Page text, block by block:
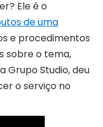
Ele é o
de uma
e procedimentos
sobre o tema,
Grupo Studio, deu
o serviço no